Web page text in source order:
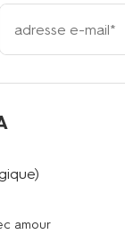
votre
adresse
amour